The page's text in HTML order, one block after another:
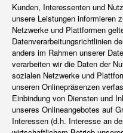
Kunden, Interessenten und
unsere Leistungen informieren
Netzwerke und Plattformen
Datenverarbeitungsrichtlinien
anders im Rahmen unserer
verarbeiten wir die Daten der
sozialen Netzwerke und
unseren Onlinepräsenzen
Einbindung von Diensten und
unseres Onlineangebotes auf
Interessen (d.h. Interesse an